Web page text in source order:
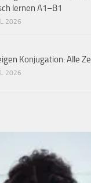
lernen A1–B1
2026
Konjugation: Alle
2026